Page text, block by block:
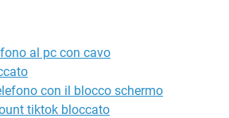
al pc con cavo
con il blocco schermo
tiktok bloccato